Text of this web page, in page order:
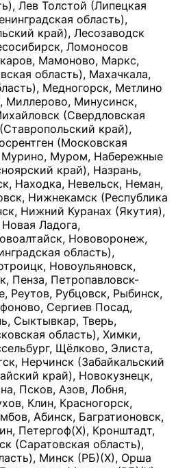
Лев Толстой (Липецкая
область),
край), Лесозаводск
Ломоносов
Мамоново, Маркс,
область), Махачкала,
Медногорск, Метлино
Миллерово, Минусинск,
(Свердловская
край),
(Московская
Мурино, Муром, Набережные
край), Назрань,
Находка, Невельск, Неман,
Нижнекамск (Республика
Нижний Куранах (Якутия),
Ладога,
Нововоронеж,
область),
Новоульяновск,
Пенза, Петропавловск-
Реутов, Рубцовск, Рыбинск,
Сергиев Посад,
Сыктывкар, Тверь,
область), Химки,
Щёлково, Элиста,
Нерчинск (Забайкальский
край), Новокузнецк,
Псков, Азов, Лобня,
Клин, Красногорск,
Абинск, Багратионовск,
Петергоф(Х), Кронштадт,
(Саратовская область),
Минск (РБ)(Х), Орша